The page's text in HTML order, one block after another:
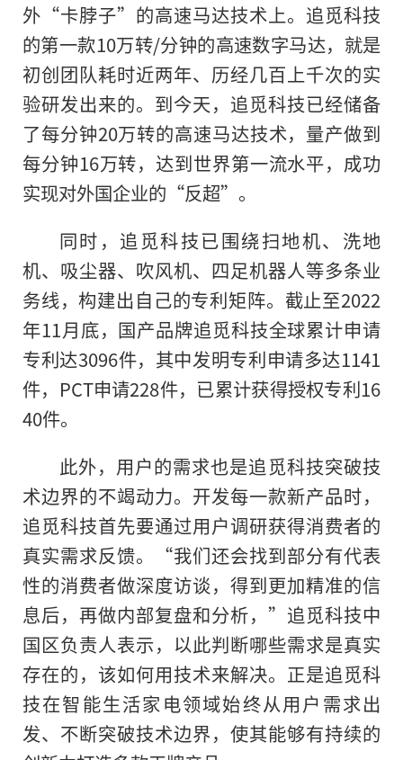
外“卡脖子”的高速马达技术上。追觅科技
的第一款10万转/分钟的高速数字马达，就是
初创团队耗时近两年、历经几百上千次的实
验研发出来的。到今天，追觅科技已经储备
了每分钟20万转的高速马达技术，量产做到
每分钟16万转，达到世界第一流水平，成功
实现对外国企业的 “反超”。
同时，追觅科技已围绕扫地机、洗地
机、吸尘器、吹风机、四足机器人等多条业
务线，构建出自己的专利矩阵。截止至2022
年11月底，国产品牌追觅科技全球累计申请
专利达3096件，其中发明专利申请多达1141
件，PCT申请228件，已累计获得授权专利16
40件。
此外，用户的需求也是追觅科技突破技
术边界的不竭动力。开发每一款新产品时，
追觅科技首先要通过用户调研获得消费者的
真实需求反馈。“我们还会找到部分有代表
性的消费者做深度访谈，得到更加精准的信
息后，再做内部复盘和分析，”追觅科技中
国区负责人表示，以此判断哪些需求是真实
存在的，该如何用技术来解决。正是追觅科
技在智能生活家电领域始终从用户需求出
发、不断突破技术边界，使其能够有持续的